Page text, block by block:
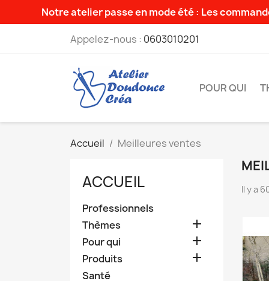
Notre atelier passe en mode été : Les
Appelez-nous : 0603010201
POUR QUI
Accueil Meilleures ventes
ACCUEIL
Professionnels
Thèmes

Pour qui 
Produits 
Santé
Il y a